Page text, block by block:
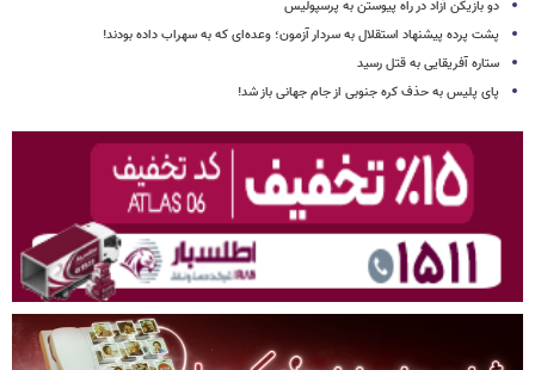
دو بازیکن آزاد در راه پیوستن به پرسپولیس
پشت پرده پیشنهاد استقلال به سردار آزمون؛ وعده‌ای که به سهراب داده بودند!
ستاره آفریقایی به قتل رسید
پای پلیس به حذف کره جنوبی از جام جهانی باز شد!